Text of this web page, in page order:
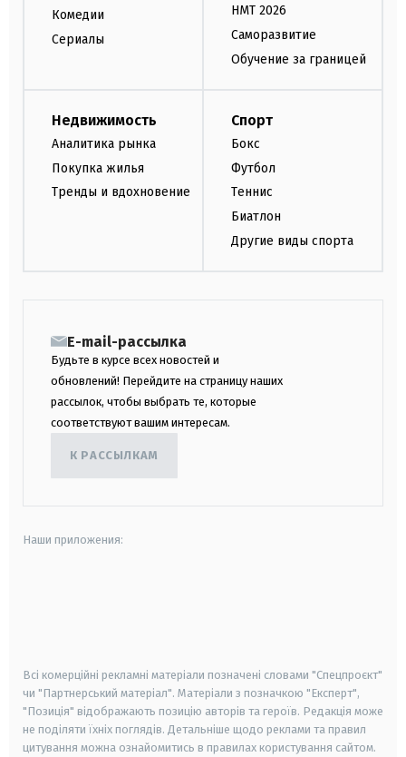
Комедии
Сериалы
НМТ 2026
Саморазвитие
Обучение за границей
Недвижимость
Аналитика рынка
Покупка жилья
Тренды и вдохновение
Спорт
Бокс
Футбол
Теннис
Биатлон
Другие виды спорта
E-mail-рассылка
Будьте в курсе всех новостей и
обновлений! Перейдите на страницу наших
рассылок, чтобы выбрать те, которые
соответствуют вашим интересам.
К РАССЫЛКАМ
Наши приложения:
Всі комерційні рекламні матеріали позначені словами "Спецпроєкт"
чи "Партнерський матеріал". Матеріали з позначкою "Експерт",
"Позиція" відображають позицію авторів та героїв. Редакція може
не поділяти їхніх поглядів. Детальніше щодо реклами та правил
цитування можна ознайомитись в правилах користування сайтом.